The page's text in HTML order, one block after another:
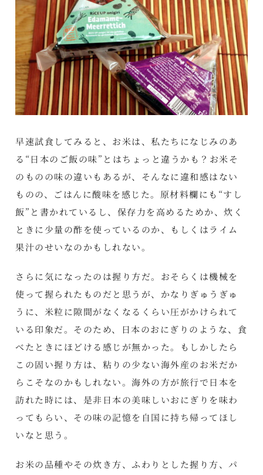
早速試食してみると、お米は、私たちになじみのあ
る“日本のご飯の味”とはちょっと違うかも？お米そ
のものの味の違いもあるが、そんなに違和感はない
ものの、ごはんに酸味を感じた。原材料欄にも“すし
飯”と書かれているし、保存力を高めるためか、炊く
ときに少量の酢を使っているのか、もしくはライム
果汁のせいなのかもしれない。
さらに気になったのは握り方だ。おそらくは機械を
使って握られたものだと思うが、かなりぎゅうぎゅ
うに、米粒に隙間がなくなるくらい圧がかけられて
いる印象だ。そのため、日本のおにぎりのような、食
べたときにほどける感じが無かった。もしかしたら
この固い握り方は、粘りの少ない海外産のお米だか
らこそなのかもしれない。海外の方が旅行で日本を
訪れた時には、是非日本の美味しいおにぎりを味わ
ってもらい、その味の記憶を自国に持ち帰ってほし
いなと思う。
お米の品種やその炊き方、ふわりとした握り方、パ